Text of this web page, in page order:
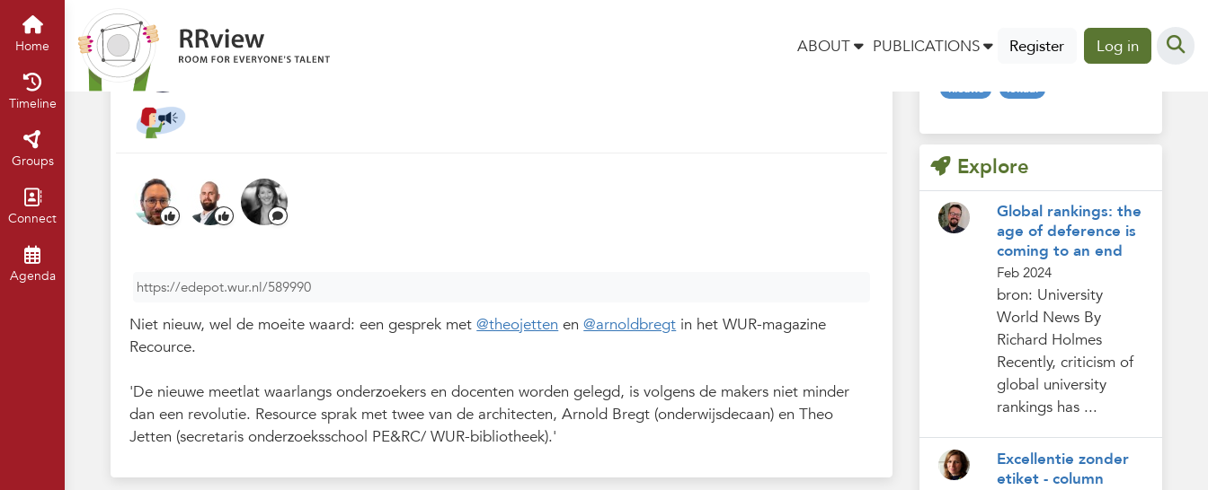
ABOUT PUBLICATIONS Register Log in
Home
Timeline
Groups
Connect
Agenda
'Het Academic Career Framework is af'
Jul 2023 Claartje Chajes
https://edepot.wur.nl/589990
Niet nieuw, wel de moeite waard: een gesprek met@theojetten en@arnoldbregt in het WUR-magazine
Recource.
'De nieuwe meetlat waarlangs onderzoekers en docenten worden gelegd, is volgens de makers niet minder
dan een revolutie. Resource sprak met twee van de architecten, Arnold Bregt (onderwijsdecaan) en Theo
Jetten (secretaris onderzoeksschool PE&RC/ WUR-bibliotheek).'
Tags
nieuws lokaal
Explore
Global rankings: the
age of deference is
coming to an end
Feb 2024
bron: University
World News By
Richard Holmes
Recently, criticism of
global university
rankings has ...
Excellentie zonder
etiket - column